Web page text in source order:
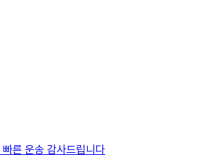
른 운송 감사드립니다